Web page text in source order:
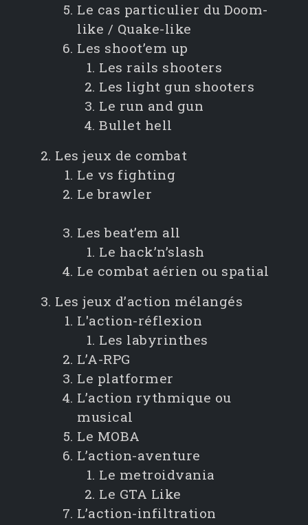
Le cas particulier du Doom-
like / Quake-like
Les shoot’em up
Les rails shooters
Les light gun shooters
Le run and gun
Bullet hell
Les jeux de combat
Le vs fighting
Le brawler
Les beat’em all
Le hack’n’slash
Le combat aérien ou spatial
Les jeux d’action mélangés
L'action-réflexion
Les labyrinthes
L’A-RPG
Le platformer
L’action rythmique ou
musical
Le MOBA
L’action-aventure
Le metroidvania
Le GTA Like
L’action-infiltration